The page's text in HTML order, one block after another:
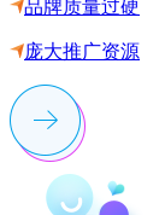
品牌质量过硬
庞大推广资源